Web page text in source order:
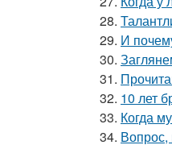
28.
29. И
30.
31.
32. 10 лет
33. Когда
34. Вопрос,